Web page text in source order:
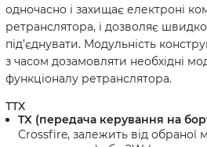
одночасно і захищає електроні
ретранслятора, і дозволяє швидко
під’єднувати. Модульність
з часом дозамовляти необхідні
функціоналу ретранслятора.
ТТХ
TX (передача керування на
Crossfire, залежить від обраної